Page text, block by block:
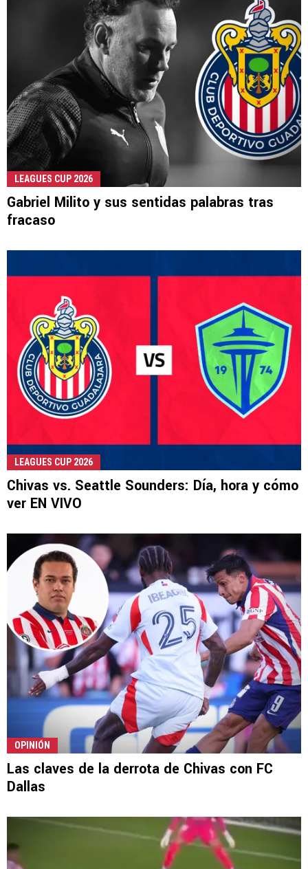
LEAGUES CUP 2026
Gabriel Milito y sus sentidas palabras tras
fracaso
LEAGUES CUP 2026
Chivas vs. Seattle Sounders: Día, hora y cómo
ver EN VIVO
OPINIÓN
Las claves de la derrota de Chivas con FC
Dallas